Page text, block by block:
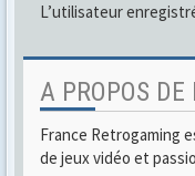
L’utilisateur
A PROPOS DE
France Retrogaming
de jeux vidéo et